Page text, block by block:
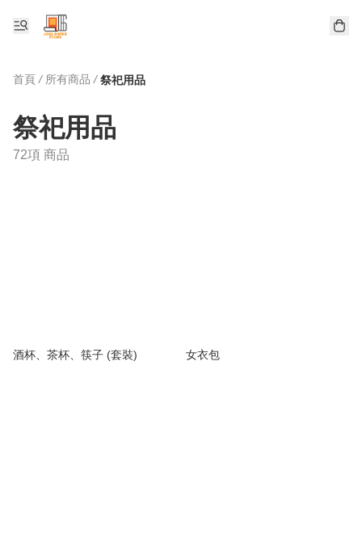
首頁 / 所有商品 / 祭祀用品
祭祀用品
72項 商品
酒杯、茶杯、筷子 (套裝) 女衣包